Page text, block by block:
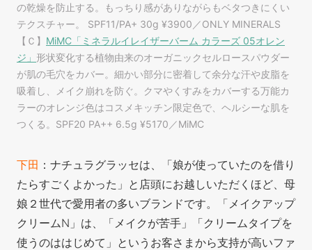
の乾燥を防止する。もっちり感がありながらもベタつきにくい
テクスチャー。 SPF11/PA+ 30g ¥3900／ONLY MINERALS
【Ｃ】 MiMC「ミネラルイレイザーバーム カラーズ 05オレン
ジ」 形状変化する植物由来のオーガニックセルロースパウダー
が肌の毛穴をカバー。細かい部分に密着して余分な汗や皮脂を
吸着し、メイク崩れを防ぐ。クマやくすみをカバーする万能カ
ラーのオレンジ色はコスメキッチン限定色で、ヘルシーな肌を
つくる。SPF20 PA++ 6.5g ¥5170／MiMC
下田 ：ナチュラグラッセは、「娘が使っていたのを借り
たらすごくよかった」と店頭にお越しいただくほど、母
娘２世代で愛用者の多いブランドです。「メイクアップ
クリームN」は、「メイクが苦手」「クリームタイプを
使うのははじめて」というお客さまから支持が高いファ